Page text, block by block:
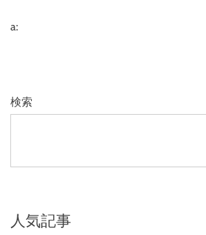
a:
検索
人気記事